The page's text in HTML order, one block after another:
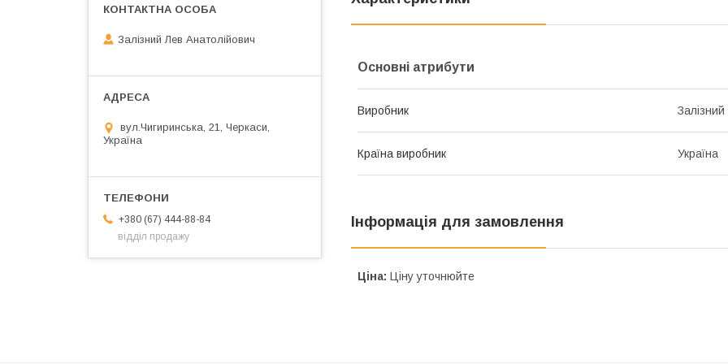
Основні атрибути
Виробник
Країна виробник Україна
Інформація для замовлення
Ціна: Ціну уточнюйте
Залізний Лев Анатолійович
вул.Чигиринська, 21, Черкаси,
Україна
+380 (67) 444-88-84
відділ продажу